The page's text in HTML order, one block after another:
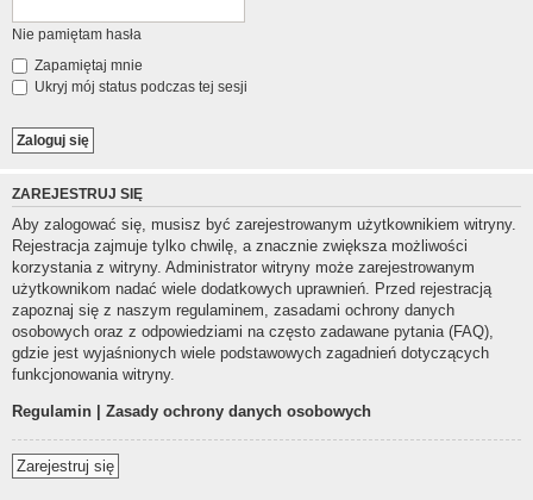
Nie pamiętam hasła
Zapamiętaj mnie
Ukryj mój status podczas tej sesji
ZAREJESTRUJ SIĘ
Aby zalogować się, musisz być zarejestrowanym użytkownikiem witryny.
Rejestracja zajmuje tylko chwilę, a znacznie zwiększa możliwości
korzystania z witryny. Administrator witryny może zarejestrowanym
użytkownikom nadać wiele dodatkowych uprawnień. Przed rejestracją
zapoznaj się z naszym regulaminem, zasadami ochrony danych
osobowych oraz z odpowiedziami na często zadawane pytania (FAQ),
gdzie jest wyjaśnionych wiele podstawowych zagadnień dotyczących
funkcjonowania witryny.
Regulamin Zasady ochrony danych osobowych
Zarejestruj się